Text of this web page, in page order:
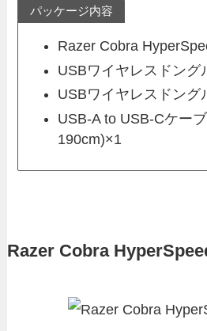
パッケージ内容
Razer Cobra
USBワイヤレスドング
USBワイヤレスドング
USB-A to USB-Cケー
190cm)×1
Razer Cobra